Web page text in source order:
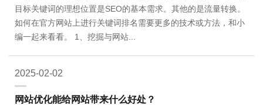
目标关键词的理想位置是SEO的基本需求。其他的是流量转换。
如何在官方网站上进行关键词排名需要更多的技术或方法，和小
编一起来看看。 1、挖掘与网站...
2025-02-02
网站优化能给网站带来什么好处？